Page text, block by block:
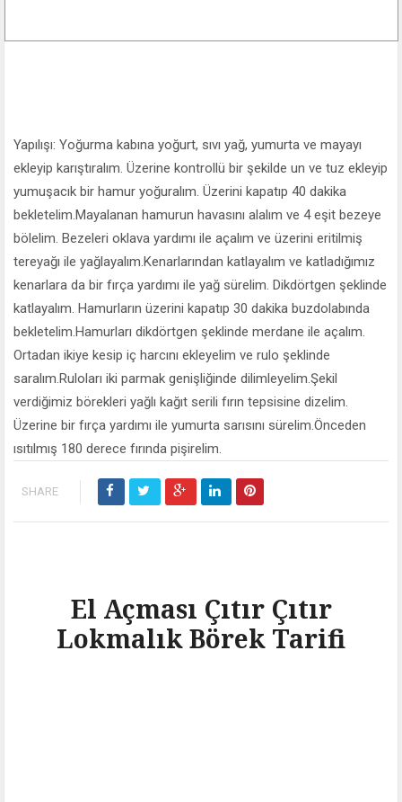
Yapılışı: Yoğurma kabına yoğurt, sıvı yağ, yumurta ve mayayı
ekleyip karıştıralım. Üzerine kontrollü bir şekilde un ve tuz ekleyip
yumuşacık bir hamur yoğuralım. Üzerini kapatıp 40 dakika
bekletelim.Mayalanan hamurun havasını alalım ve 4 eşit bezeye
bölelim. Bezeleri oklava yardımı ile açalım ve üzerini eritilmiş
tereyağı ile yağlayalım.Kenarlarından katlayalım ve katladığımız
kenarlara da bir fırça yardımı ile yağ sürelim. Dikdörtgen şeklinde
katlayalım. Hamurların üzerini kapatıp 30 dakika buzdolabında
bekletelim.Hamurları dikdörtgen şeklinde merdane ile açalım.
Ortadan ikiye kesip iç harcını ekleyelim ve rulo şeklinde
saralım.Ruloları iki parmak genişliğinde dilimleyelim.Şekil
verdiğimiz börekleri yağlı kağıt serili fırın tepsisine dizelim.
Üzerine bir fırça yardımı ile yumurta sarısını sürelim.Önceden
ısıtılmış 180 derece fırında pişirelim.
SHARE
El Açması Çıtır Çıtır
Lokmalık Börek Tarifi